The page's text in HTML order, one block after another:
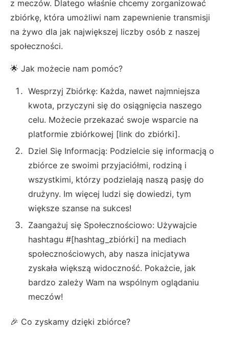
z meczów. Dlatego właśnie chcemy zorganizować
zbiórkę, która umożliwi nam zapewnienie transmisji
na żywo dla jak największej liczby osób z naszej
społeczności.
🌟 Jak możecie nam pomóc?
Wesprzyj Zbiórkę: Każda, nawet najmniejsza
kwota, przyczyni się do osiągnięcia naszego
celu. Możecie przekazać swoje wsparcie na
platformie zbiórkowej [link do zbiórki].
Dziel Się Informacją: Podzielcie się informacją o
zbiórce ze swoimi przyjaciółmi, rodziną i
wszystkimi, którzy podzielają naszą pasję do
drużyny. Im więcej ludzi się dowiedzi, tym
większe szanse na sukces!
Zaangażuj się Społecznościowo: Używajcie
hashtagu #[hashtag_zbiórki] na mediach
społecznościowych, aby nasza inicjatywa
zyskała większą widoczność. Pokażcie, jak
bardzo zależy Wam na wspólnym oglądaniu
meczów!
🎉 Co zyskamy dzięki zbiórce?